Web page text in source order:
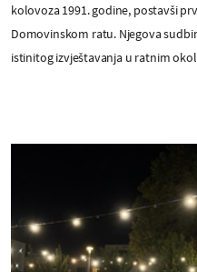
kolovoza 1991. godine, postavši
Domovinskom ratu. Njegova
istinitog izvještavanja u ratnim